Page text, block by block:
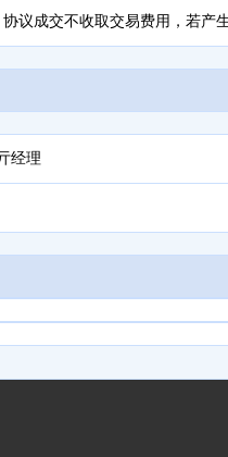
协议成交不收取交易费用，若产
经理